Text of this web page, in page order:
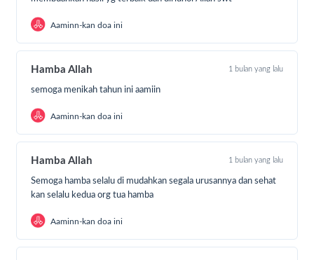
Untuk meneruskan misi kebaikan ini, Laju Peduli
bantuan Sahabat untuk memberikan sedekah dan
infaq terhebat agar para anak-anak Yatim, Dhuafa &
Penghafal Qur’an dapat maksimal dalam
mengembangkan potensi dirinya dan menggapai
bangsa.
bisa berdonasi dengan cara:
Klik Tombol “DONASI SEKARANG”
Tentukan jumlah donasi Anda
Pilih metode pembayaran
Aaminn-kan doa ini
Hamba Allah 1 bulan yang lalu
semoga menikah tahun ini aamiin
Aaminn-kan doa ini
Hamba Allah 1 bulan yang lalu
Semoga hamba selalu di mudahkan segala urusannya dan sehat
kan selalu kedua org tua hamba
Aaminn-kan doa ini